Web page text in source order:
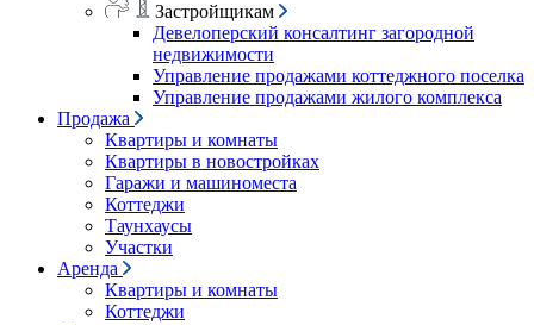
Застройщикам
Девелоперский консалтинг загородной
недвижимости
Управление продажами коттеджного поселка
Управление продажами жилого комплекса
Продажа
Квартиры и комнаты
Квартиры в новостройках
Гаражи и машиноместа
Коттеджи
Таунхаусы
Участки
Аренда
Квартиры и комнаты
Коттеджи